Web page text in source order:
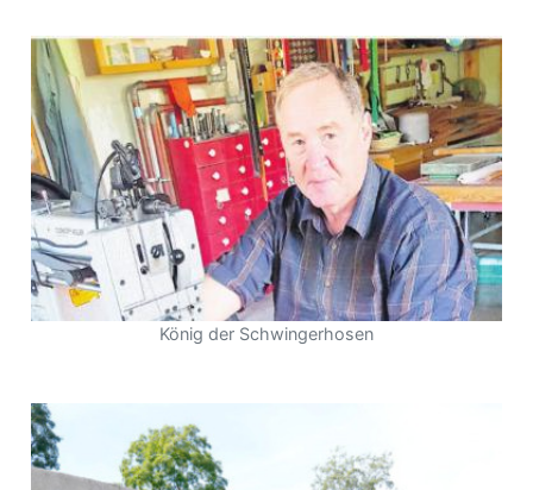
König der Schwingerhosen